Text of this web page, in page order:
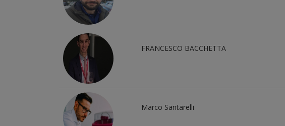
FRANCESCO BACCHETTA
Marco Santarelli